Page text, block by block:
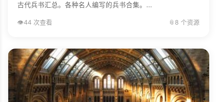
古代兵书汇总。各种名人编写的兵书合集。...
👁️44 次查看 📎 8 个资源